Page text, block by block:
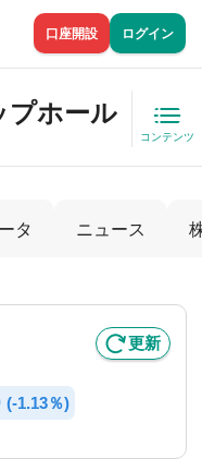
口座開設 ログイン
プホール
コンテンツ
タ ニュース
更新
(-1.13％)